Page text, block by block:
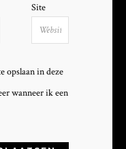
Site
opslaan in deze
wanneer ik een